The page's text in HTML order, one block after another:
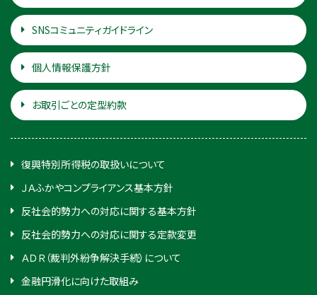
SNSコミュニティガイドライン
個人情報保護方針
お取引ごとの定型約款
復興特別所得税の取扱いについて
ＪＡふかやコンプライアンス基本方針
反社会的勢力への対応に関する基本方針
反社会的勢力への対応に関する定款変更
ＡＤＲ（裁判外紛争解決手続）について
金融円滑化に向けた取組み